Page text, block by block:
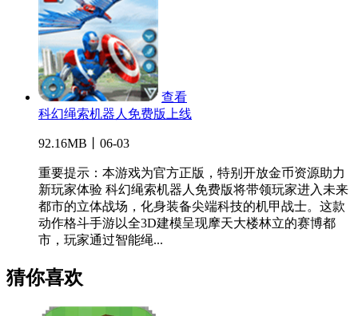
查看
科幻绳索机器人免费版上线
92.16MB丨06-03
重要提示：本游戏为官方正版，特别开放金币资源助力
新玩家体验 科幻绳索机器人免费版将带领玩家进入未来
都市的立体战场，化身装备尖端科技的机甲战士。这款
动作格斗手游以全3D建模呈现摩天大楼林立的赛博都
市，玩家通过智能绳...
猜你喜欢